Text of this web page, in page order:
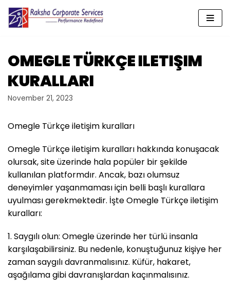
Skip
content
OMEGLE TÜRKÇE ILETIŞIM
KURALLARI
November 21, 2023
Omegle Türkçe iletişim kuralları
Omegle Türkçe iletişim kuralları hakkında konuşacak
olursak, site üzerinde hala popüler bir şekilde
kullanılan platformdır. Ancak, bazı olumsuz
deneyimler yaşanmaması için belli başlı kurallara
uyulması gerekmektedir. İşte Omegle Türkçe iletişim
kuralları:
1. Saygılı olun: Omegle üzerinde her türlü insanla
karşılaşabilirsiniz. Bu nedenle, konuştuğunuz kişiye her
zaman saygılı davranmalısınız. Küfür, hakaret,
aşağılama gibi davranışlardan kaçınmalısınız.